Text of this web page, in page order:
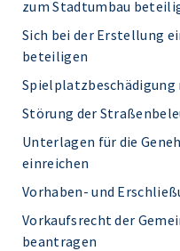
zum Stadtumbau
Sich bei der Erstellung
beteiligen
Spielplatzbeschädigung
Störung der
Unterlagen für die
einreichen
Vorhaben- und
Vorkaufsrecht der
beantragen